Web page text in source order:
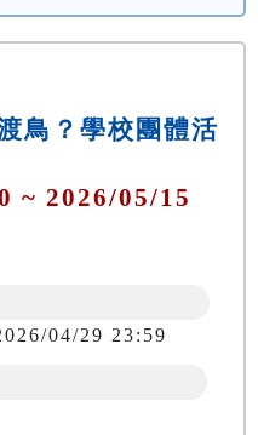
鳥？學校團體活
~ 2026/05/15
04/29 23:59